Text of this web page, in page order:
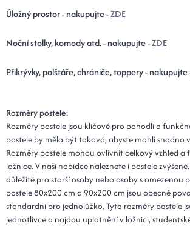
Úložný prostor - nakupujte -ZDE
Noční stolky, komody atd. - nakupujte -ZDE
Přikrývky, polštáře, chrániče, toppery - nakupujte
Rozměry postele:
Rozměry postele jsou klíčové pro pohodlí a
postele by měla být taková, abyste mohli snadno
Rozměry postele mohou ovlivnit celkový vzhled a
ložnice. V naší nabídce naleznete i postele
důležité pro starší osoby nebo osoby s omezenou
postele 80x200 cm a 90x200 cm jsou obecně
standardní pro jednolůžko. Tyto rozměry postele
jednotlivce a najdou uplatnění v ložnici,